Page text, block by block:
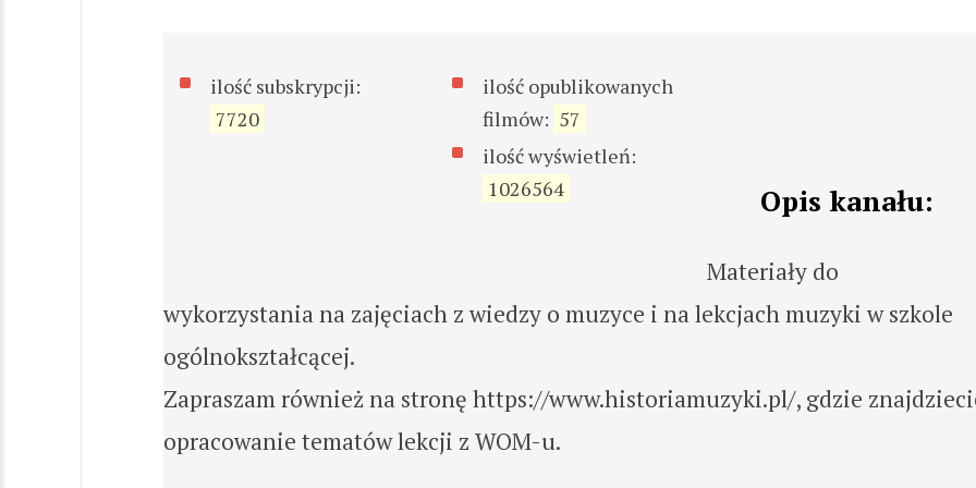
ilość subskrypcji:
7720
ilość opublikowanych
filmów: 57
ilość wyświetleń:
1026564
Opis kanału:
Materiały do
wykorzystania na zajęciach z wiedzy o muzyce i na lekcjach muzyki w szkole
ogólnokształcącej.
Zapraszam również na stronę https://www.historiamuzyki.pl/, gdzie
opracowanie tematów lekcji z WOM-u.